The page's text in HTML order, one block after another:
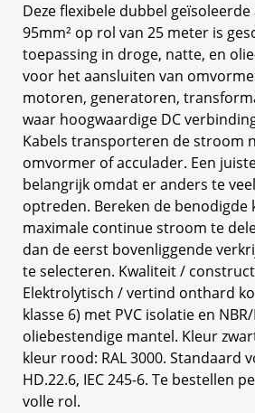
Deze flexibele dubbel
95mm² op rol van 25 meter is
toepassing in droge, natte, en
voor het aansluiten van
motoren, generatoren,
waar hoogwaardige DC
Kabels transporteren de stroom
omvormer of acculader. Een
belangrijk omdat er anders te
optreden. Bereken de benodigde
maximale continue stroom te
dan de eerst bovenliggende
te selecteren. Kwaliteit /
Elektrolytisch / vertind onthard
klasse 6) met PVC isolatie en NBR/
oliebestendige mantel. Kleur
kleur rood: RAL 3000. Standaard
HD.22.6, IEC 245-6. Te bestellen
volle rol.